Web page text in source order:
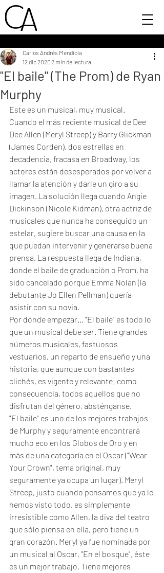
"El baile" (The Prom) de Ryan
Murphy
Carlos Andrés Mendiola
12 dic 20202 min de lectura
Este es un musical, muy musical.
Cuando el más reciente musical de Dee
Dee Allen (Meryl Streep) y Barry Glickman
(James Corden), dos estrellas en
decadencia, fracasa en Broadway, los
actores están desesperados por volver a
llamar la atención y darle un giro a su
imagen. La solución llega cuando Angie
Dickinson (Nicole Kidman), otra actriz de
musicales que nunca ha conseguido un
estelar, sugiere buscar una causa en la
que puedan intervenir y generarse buena
prensa. La respuesta llega de Indiana,
donde el baile de graduación o Prom, ha
sido cancelado porque Emma Nolan (la
debutante Jo Ellen Pellman) quería
asistir con su novia.
Por dónde empezar... "El baile" es todo lo
que un musical debe ser. Tiene grandes
números musicales, fastuosos
vestuarios, un reparto de ensueño y una
historia, que aunque con bastantes
clichés, es vigente y relevante; como
consecuencia, todos aquellos que no
disfrutan del género, absténganse.
"El baile" es uno de los mejores trabajos
de Murphy y seguramente encontrará
mucho eco en los Globos de Oro y en
más de una categoría en el Oscar ("Wear
Your Crown", tema original, muy
seguramente ya ocupa un lugar). Meryl
Streep, justo cuando pensamos que ya le
hemos visto todo, es simplemente
irresistible como Allen, la diva del teatro
que sólo piensa en ella, pero tiene un
gran corazón. Meryl ya fue nominada por
un musical al Oscar, "En el bosque", éste
es un mejor trabajo. Tiene mejores